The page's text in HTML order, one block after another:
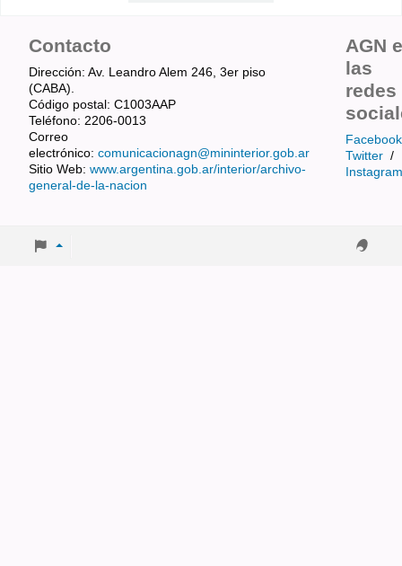
Contacto
Dirección: Av. Leandro Alem 246, 3er piso
(CABA).
Código postal: C1003AAP
Teléfono: 2206-0013
Correo
electrónico: comunicacionagn@mininterior.gob.ar
Sitio Web: www.argentina.gob.ar/interior/archivo-
general-de-la-nacion
AGN
las
redes
Facebook
Twitter /
Instagram